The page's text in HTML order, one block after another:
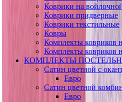
Коврики на
Коврики придверные
Коврики текстильные
Ковры
Комплекты ковриков
Комплекты ковриков
КОМПЛЕКТЫ
Сатин цветной с
Евро
Сатин цветной
Евро